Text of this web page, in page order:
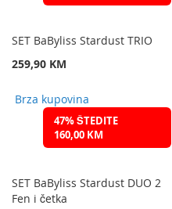
SET BaByliss Stardust TRIO
259,90 KM
Brza kupovina
47% ŠTEDITE
160,00 KM
SET BaByliss Stardust DUO 2
Fen i četka